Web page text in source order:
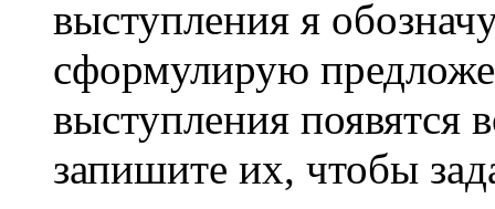
выступления я
сформулирую
выступления появятся
запишите их, чтобы